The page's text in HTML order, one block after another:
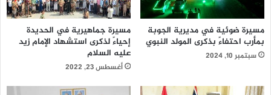
مسيرة ضوئية في مديرية الجوبة
بمأرب احتفاءً بذكرى المولد النبوي
سبتمبر 10, 2024
مسيرة جماهيرية في الحديدة
إحياءً لذكرى استشهاد الإمام زيد
عليه السلام
أغسطس 23, 2022